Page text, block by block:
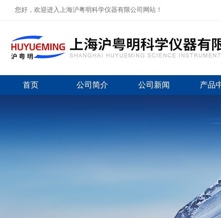
您好，欢迎进入上海沪粤明科学仪器有限公司网站！
首页 公司简介 公司新闻 产品